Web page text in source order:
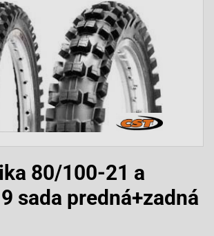
80/100-21 a
sada predná+zadná